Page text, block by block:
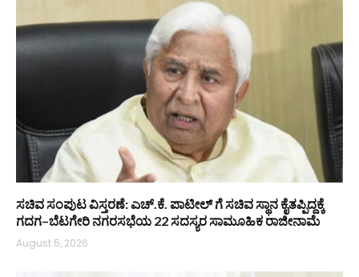
ಸಚಿವ ಸಂಪುಟ ವಿಸ್ತರಣೆ: ಎಚ್.ಕೆ. ಪಾಟೀಲ್ ಗೆ ಸಚಿವ ಸ್ಥಾನ ಕೈತಪ್ಪಿದ್ದಕ್ಕೆ
ಗದಗ–ಬೆಟಗೇರಿ ನಗರಸಭೆಯ 22 ಸದಸ್ಯರ ಸಾಮೂಹಿಕ ರಾಜೀನಾಮೆ
August 5, 2026